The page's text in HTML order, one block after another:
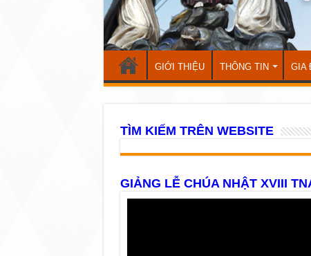
GIỚI THIỆU THÔNG TIN GIA
TÌM KIẾM TRÊN WEBSITE
GIẢNG LỄ CHÚA NHẬT XVIII